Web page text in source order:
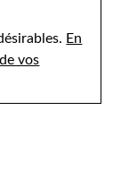
En
vos